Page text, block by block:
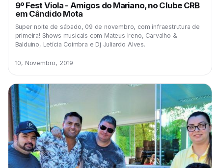
9º Fest Viola - Amigos do Mariano, no Clube CRB
em Cândido Mota
Super noite de sábado, 09 de novembro, com infraestrutura de
primeira! Shows musicais com Mateus Ireno, Carvalho &
Balduino, Letícia Coimbra e Dj Juliardo Alves.
10, Novembro, 2019